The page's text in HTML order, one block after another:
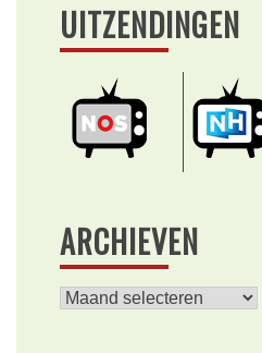
UITZENDINGEN
ARCHIEVEN
Archieven